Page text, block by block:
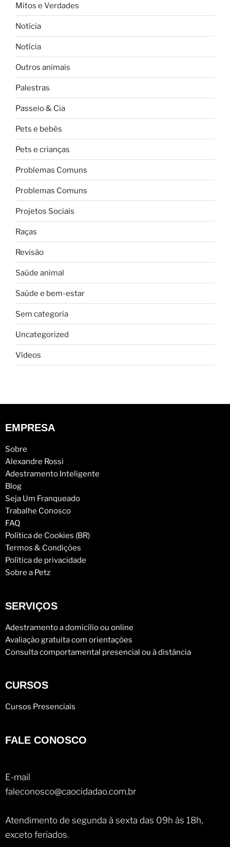
Mitos e Verdades
Notícia
Notícia
Outros animais
Palestras
Passeio & Cia
Pets e bebês
Pets e crianças
Problemas Comuns
Problemas Comuns
Projetos Sociais
Raças
Revisão
Saúde animal
Saúde e bem-estar
Sem categoria
Uncategorized
Vídeos
EMPRESA
Sobre
Alexandre Rossi
Adestramento Inteligente
Blog
Seja Um Franqueado
Trabalhe Conosco
FAQ
Política de Cookies (BR)
Termos & Condições
Política de privacidade
Sobre a Petz
SERVIÇOS
Adestramento a domicílio ou online
Avaliação gratuita com orientações
Consulta comportamental presencial ou à distância
CURSOS
Cursos Presenciais
FALE CONOSCO
E-mail
faleconosco@caocidadao.com.br
Atendimento de segunda à sexta das 09h às 18h,
exceto feriados.